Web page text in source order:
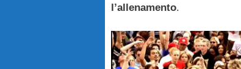
l’allenamento.